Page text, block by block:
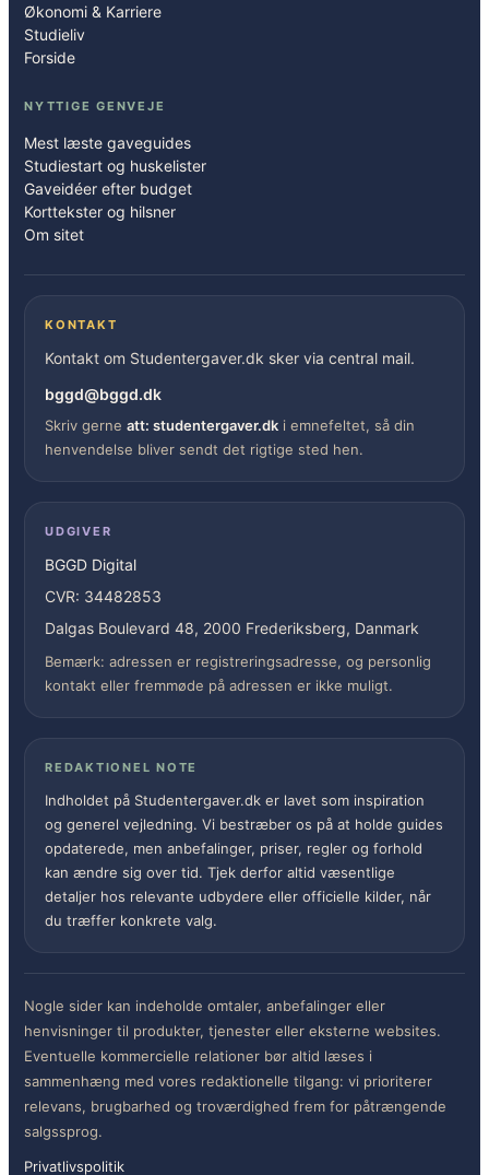
Økonomi & Karriere
Studieliv
Forside
NYTTIGE GENVEJE
Mest læste gaveguides
Studiestart og huskelister
Gaveidéer efter budget
Korttekster og hilsner
Om sitet
KONTAKT
Kontakt om Studentergaver.dk sker via central mail.
bggd@bggd.dk
Skriv gerne att: studentergaver.dk i emnefeltet, så din
henvendelse bliver sendt det rigtige sted hen.
UDGIVER
BGGD Digital
CVR: 34482853
Dalgas Boulevard 48, 2000 Frederiksberg, Danmark
Bemærk: adressen er registreringsadresse, og personlig
kontakt eller fremmøde på adressen er ikke muligt.
REDAKTIONEL NOTE
Indholdet på Studentergaver.dk er lavet som inspiration
og generel vejledning. Vi bestræber os på at holde guides
opdaterede, men anbefalinger, priser, regler og forhold
kan ændre sig over tid. Tjek derfor altid væsentlige
detaljer hos relevante udbydere eller officielle kilder, når
du træffer konkrete valg.
Nogle sider kan indeholde omtaler, anbefalinger eller
henvisninger til produkter, tjenester eller eksterne websites.
Eventuelle kommercielle relationer bør altid læses i
sammenhæng med vores redaktionelle tilgang: vi prioriterer
relevans, brugbarhed og troværdighed frem for påtrængende
salgssprog.
Privatlivspolitik